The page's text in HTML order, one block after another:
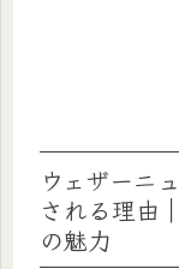
ウェザーニ
される理由
の魅力